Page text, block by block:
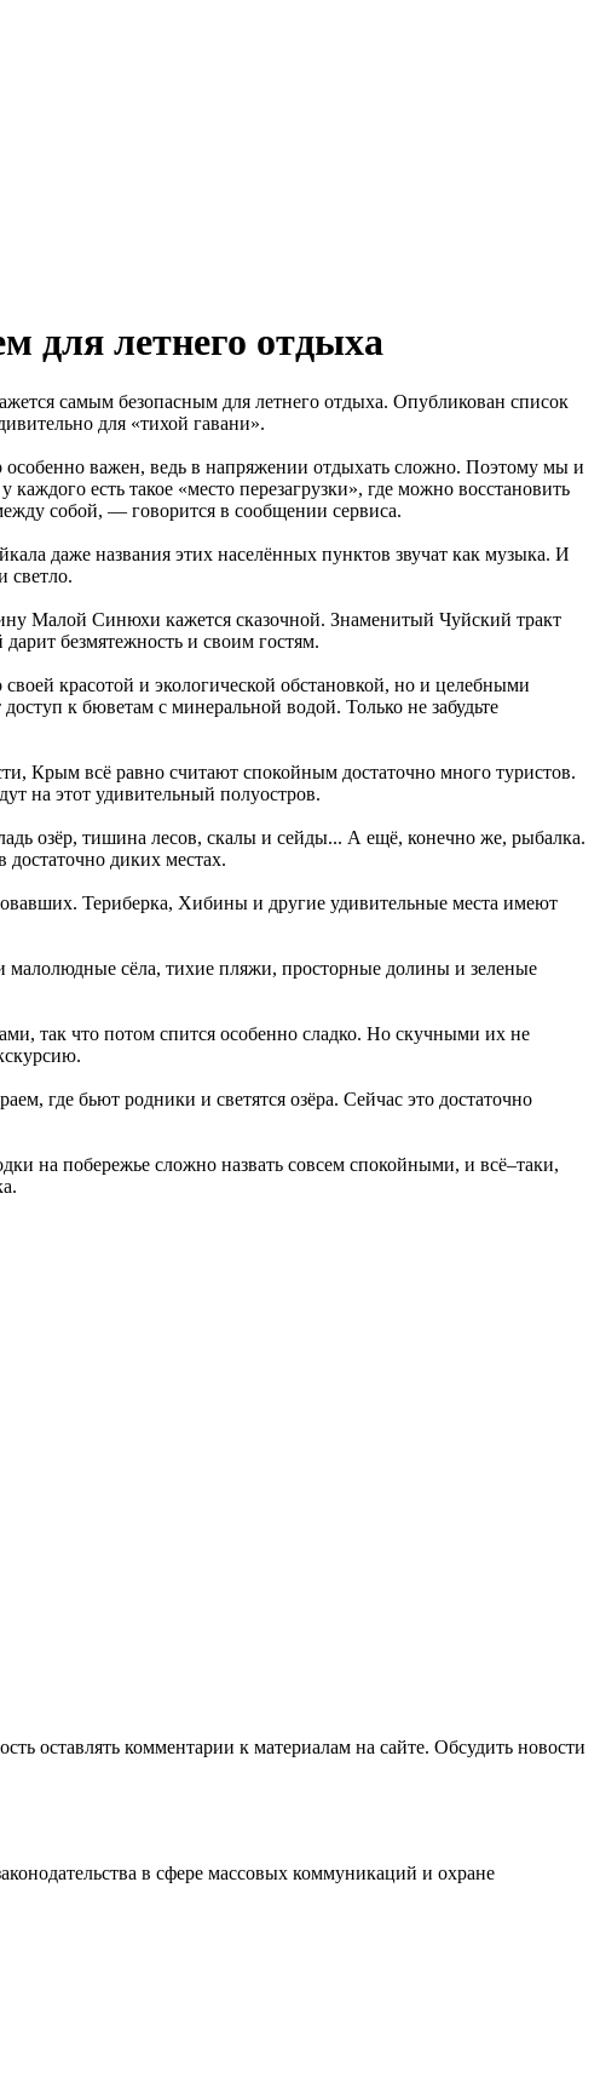
для летнего отдыха
самым безопасным для летнего отдыха. Опубликован список
для «тихой гавани».
важен, ведь в напряжении отдыхать сложно. Поэтому мы и
есть такое «место перезагрузки», где можно восстановить
собой, — говорится в сообщении сервиса.
даже названия этих населённых пунктов звучат как музыка. И
светло.
Малой Синюхи кажется сказочной. Знаменитый Чуйский тракт
безмятежность и своим гостям.
красотой и экологической обстановкой, но и целебными
к бюветам с минеральной водой. Только не забудьте
Крым всё равно считают спокойным достаточно много туристов.
на этот удивительный полуостров.
озёр, тишина лесов, скалы и сейды... А ещё, конечно же, рыбалка.
диких местах.
Териберка, Хибины и другие удивительные места имеют
малолюдные сёла, тихие пляжи, просторные долины и зеленые
так что потом спится особенно сладко. Но скучными их не
где бьют родники и светятся озёра. Сейчас это достаточно
на побережье сложно назвать совсем спокойными, и всё–таки,
оставлять комментарии к материалам на сайте. Обсудить новости
в сфере массовых коммуникаций и охране